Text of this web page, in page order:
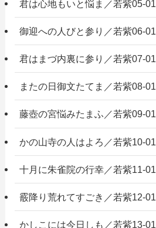
君は心地もいと悩ま／若紫05-01
御迎への人びと参り／若紫06-01
君はまづ内裏に参り／若紫07-01
またの日御文たてま／若紫08-01
藤壺の宮悩みたまふ／若紫09-01
かの山寺の人はよろ／若紫10-01
十月に朱雀院の行幸／若紫11-01
霰降り荒れてすごき／若紫12-01
かしこには今日しも／若紫13-01